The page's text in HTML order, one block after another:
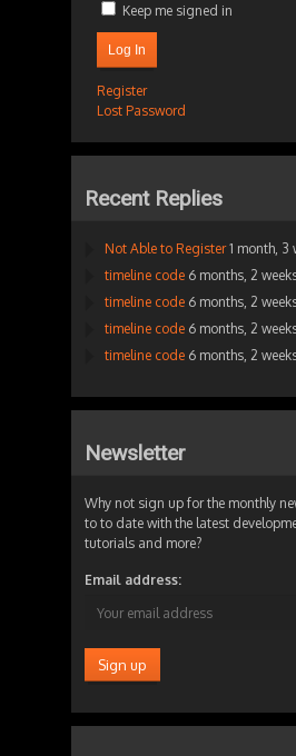
Keep me signed in
Log In
Register
Lost Password
Recent Replies
Not Able to Register 1 month, 3
timeline code 6 months, 2
timeline code 6 months, 2
timeline code 6 months, 2
timeline code 6 months, 2
Newsletter
Why not sign up for the monthly
to to date with the latest
tutorials and more?
Email address: